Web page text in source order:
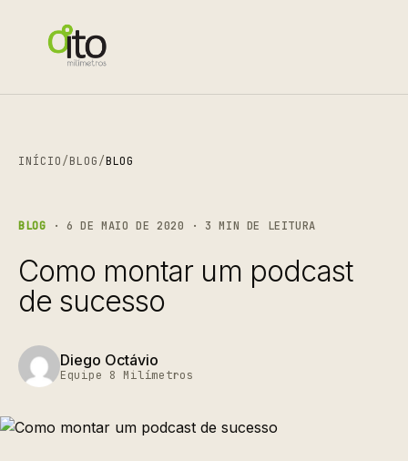
INÍCIO/BLOG/BLOG
BLOG · 6 DE MAIO DE 2020 · 3 MIN DE LEITURA
Como montar um podcast
de sucesso
Diego Octávio
Equipe 8 Milímetros